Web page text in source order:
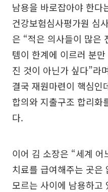
남용을 바로잡아야 한다
건강보험심사평가원 심
은 “적은 의사들이 많은
템이 한계에 이르러 분
진 것이 아닌가 싶다”라
결국 재원마련이 핵심인
합의와 지출구조 합리화
다.
이어 김 소장은 “세계
치료를 급여해주는 곳은
모르는 사이에 남용하고